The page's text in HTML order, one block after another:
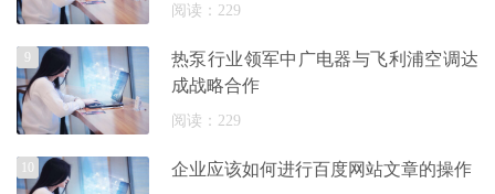
阅读：229
热泵行业领军中广电器与飞利浦空调达
成战略合作
阅读：229
9
企业应该如何进行百度网站文章的操作